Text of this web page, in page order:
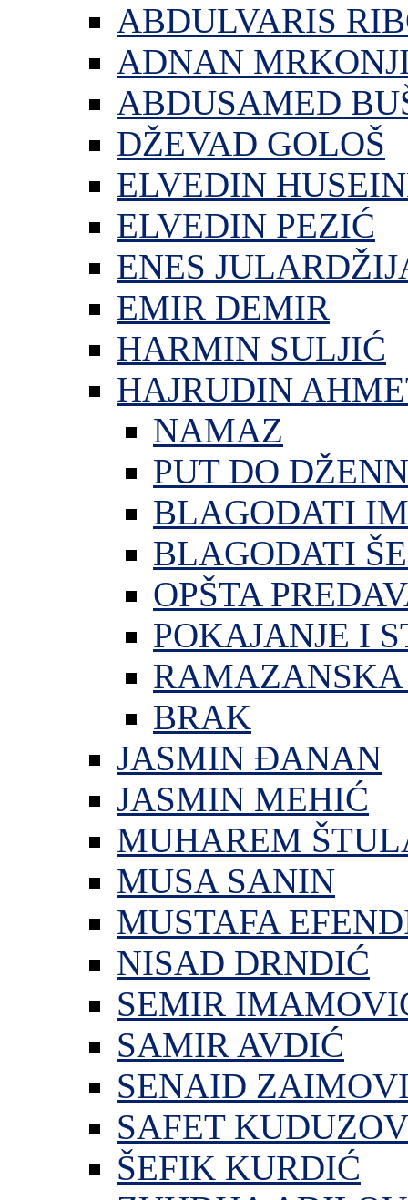
ABDULVARIS
ADNAN
ABDUSAMED
DŽEVAD GOLOŠ
ELVEDIN
ELVEDIN PEZIĆ
ENES
EMIR DEMIR
HARMIN SULJIĆ
HAJRUDIN
NAMAZ
PUT DO
BLAGODATI
BLAGODATI
OPŠTA
POKAJANJE I
RAMAZANSKA
BRAK
JASMIN ĐANAN
JASMIN MEHIĆ
MUHAREM
MUSA SANIN
MUSTAFA
NISAD DRNDIĆ
SEMIR
SAMIR AVDIĆ
SENAID
SAFET
ŠEFIK KURDIĆ